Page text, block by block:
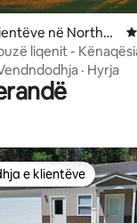
5, 158 vlerësime
në Northpo
liqenit -
në natyrë! · Hyrja
e zgjedhjeve të
e klientëve